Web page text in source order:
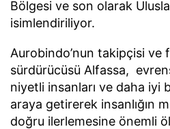
Bölgesi ve son olarak
isimlendiriliyor.
Aurobindo’nun takipçisi ve
sürdürücüsü Alfassa,
niyetli insanları ve daha iyi
araya getirerek insanlığın
doğru ilerlemesine önemli